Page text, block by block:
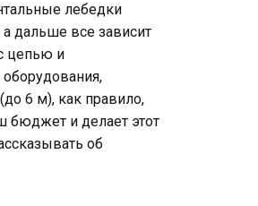
лебедки
дальше все зависит
цепью и
6 м), как правило,
бюджет и делает этот
об